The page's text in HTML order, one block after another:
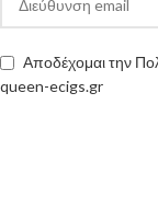
Αποδέχομαι την
queen-ecigs.gr